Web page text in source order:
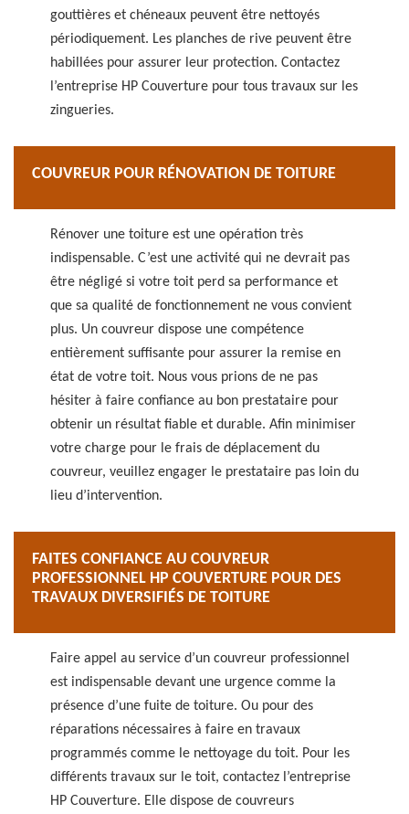
gouttières et chéneaux peuvent être nettoyés
périodiquement. Les planches de rive peuvent être
habillées pour assurer leur protection. Contactez
l’entreprise HP Couverture pour tous travaux sur les
zingueries.
COUVREUR POUR RÉNOVATION DE TOITURE
Rénover une toiture est une opération très
indispensable. C’est une activité qui ne devrait pas
être négligé si votre toit perd sa performance et
que sa qualité de fonctionnement ne vous convient
plus. Un couvreur dispose une compétence
entièrement suffisante pour assurer la remise en
état de votre toit. Nous vous prions de ne pas
hésiter à faire confiance au bon prestataire pour
obtenir un résultat fiable et durable. Afin minimiser
votre charge pour le frais de déplacement du
couvreur, veuillez engager le prestataire pas loin du
lieu d’intervention.
FAITES CONFIANCE AU COUVREUR
PROFESSIONNEL HP COUVERTURE POUR DES
TRAVAUX DIVERSIFIÉS DE TOITURE
Faire appel au service d’un couvreur professionnel
est indispensable devant une urgence comme la
présence d’une fuite de toiture. Ou pour des
réparations nécessaires à faire en travaux
programmés comme le nettoyage du toit. Pour les
différents travaux sur le toit, contactez l’entreprise
HP Couverture. Elle dispose de couvreurs